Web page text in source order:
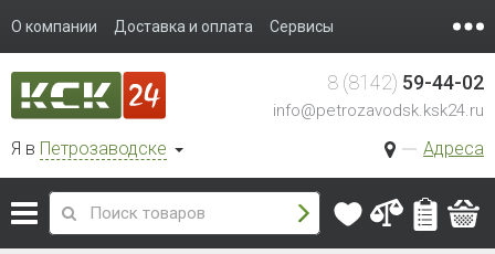
О компании Доставка и оплата Сервисы
Я в Петрозаводске Адреса
8 (8142) 59-44-02
info@petrozavodsk.ksk24.ru